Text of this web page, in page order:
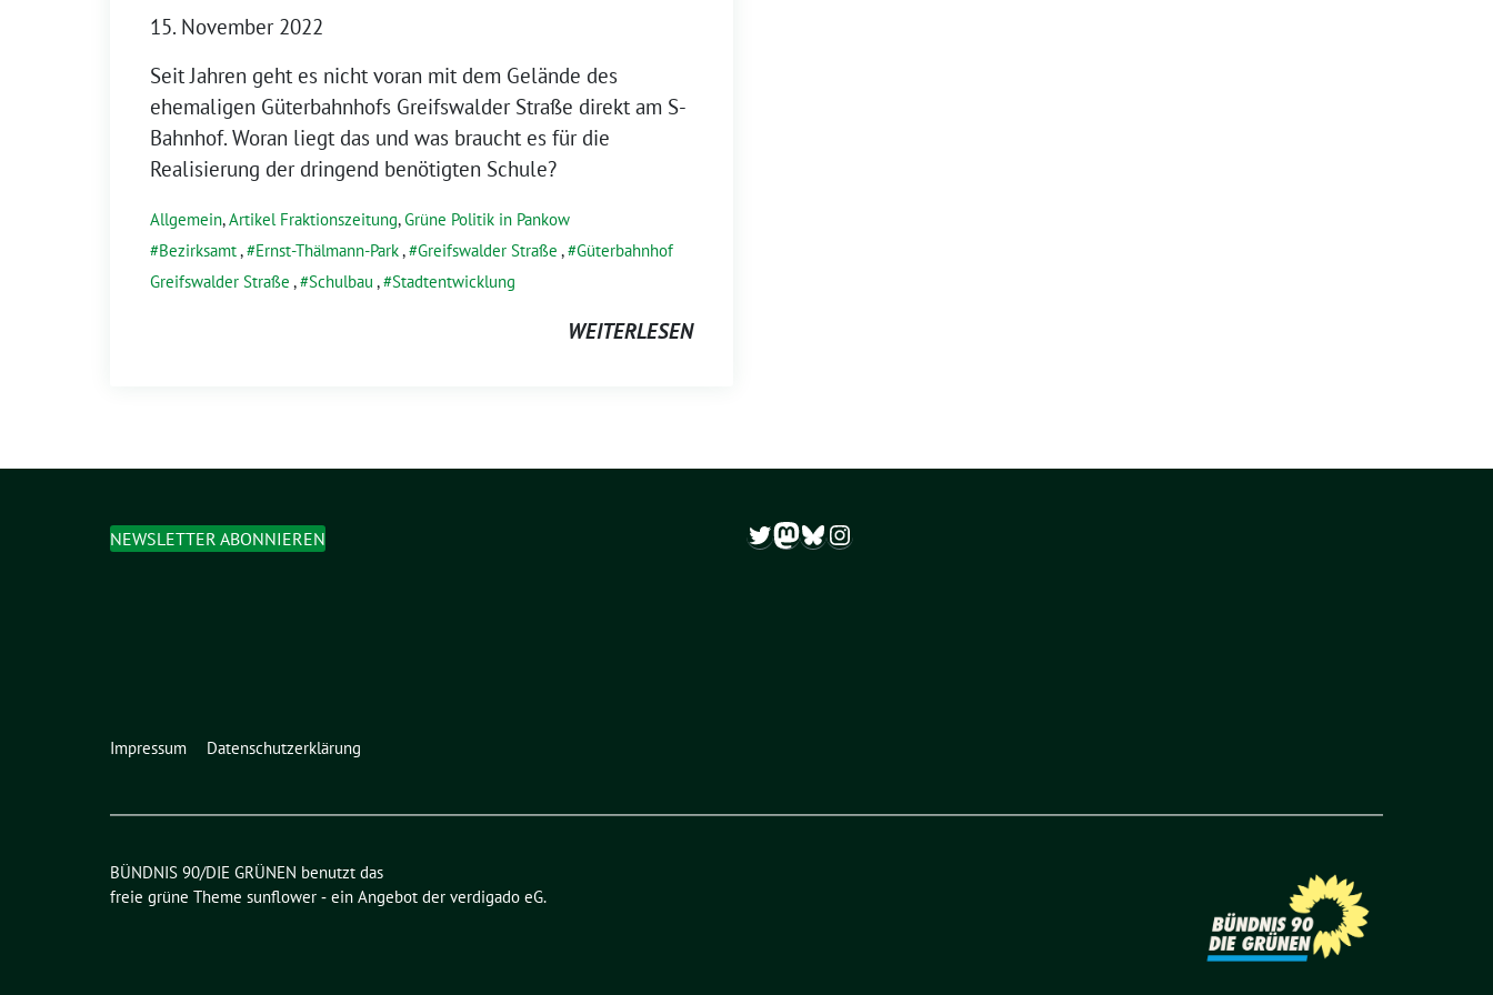
15. November 2022
Seit Jahren geht es nicht voran mit dem Gelände des
ehemaligen Güterbahnhofs Greifswalder Straße direkt am S-
Bahnhof. Woran liegt das und was braucht es für die
Realisierung der dringend benötigten Schule?
Allgemein,Artikel Fraktionszeitung,Grüne Politik in Pankow
Bezirksamt, Ernst-Thälmann-Park, Greifswalder Straße , Güterbahnhof
Greifswalder Straße , Schulbau , Stadtentwicklung
WEITERLESEN
NEWSLETTER ABONNIEREN Twitter
Mastodon
Bluesky
Instagram
Impressum Datenschutzerklärung
BÜNDNIS 90/DIE GRÜNEN benutzt das
freie grüne Theme sunflower ‐ ein Angebot der verdigado eG.